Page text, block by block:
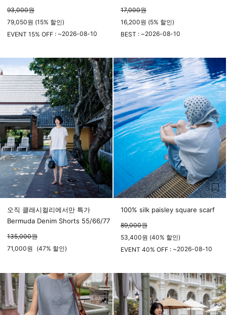
93,000원
79,050원 (15% 할인)
EVENT 15% OFF : ~2026-08-10
17,000원
16,200원 (5% 할인)
BEST : ~2026-08-10
오직 클래시컬리에서만 특가
Bermuda Denim Shorts 55/66/77
135,000원
71,000원 (47% 할인)
100% silk paisley square scarf
89,000원
53,400원 (40% 할인)
EVENT 40% OFF : ~2026-08-10